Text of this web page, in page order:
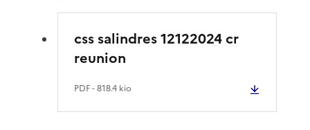
css salindres 12122024 cr
reunion
PDF- 818.4 kio